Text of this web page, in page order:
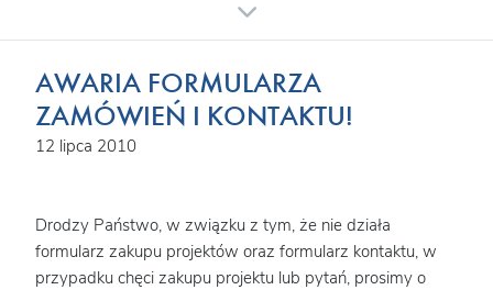
AWARIA FORMULARZA
ZAMÓWIEŃ I KONTAKTU!
12 lipca 2010
Drodzy Państwo, w związku z tym, że nie działa
formularz zakupu projektów oraz formularz kontaktu, w
przypadku chęci zakupu projektu lub pytań, prosimy o